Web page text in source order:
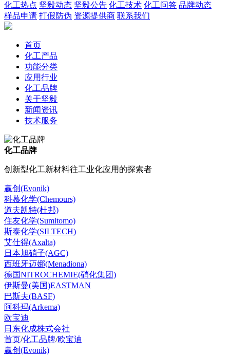
化工热点 坚毅动态 坚毅公告 化工技术 化工问答 品牌动态
样品申请 打假防伪 资源提供商 联系我们
首页
化工产品
功能分类
应用行业
化工品牌
关于坚毅
新闻资讯
技术服务
化工品牌
创新型化工新材料往工业化应用的探索者
赢创(Evonik)
科慕化学(Chemours)
道夫凯特(杜邦)
住友化学(Sumitomo)
斯泰化学(SILTECH)
艾仕得(Axalta)
日本旭硝子(AGC)
西班牙迈娜(Menadiona)
德国NITROCHEMIE(硝化集团)
伊斯曼(美国)EASTMAN
巴斯夫(BASF)
阿科玛(Arkema)
欧宝迪
日东化成株式会社
首页/化工品牌/欧宝迪
赢创(Evonik)